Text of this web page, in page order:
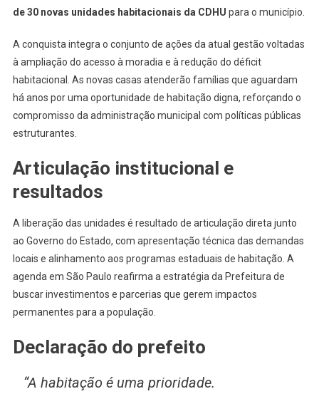
de 30 novas unidades habitacionais da CDHU para o município.
A conquista integra o conjunto de ações da atual gestão voltadas
à ampliação do acesso à moradia e à redução do déficit
habitacional. As novas casas atenderão famílias que aguardam
há anos por uma oportunidade de habitação digna, reforçando o
compromisso da administração municipal com políticas públicas
estruturantes.
Articulação institucional e
resultados
A liberação das unidades é resultado de articulação direta junto
ao Governo do Estado, com apresentação técnica das demandas
locais e alinhamento aos programas estaduais de habitação. A
agenda em São Paulo reafirma a estratégia da Prefeitura de
buscar investimentos e parcerias que gerem impactos
permanentes para a população.
Declaração do prefeito
“A habitação é uma prioridade.